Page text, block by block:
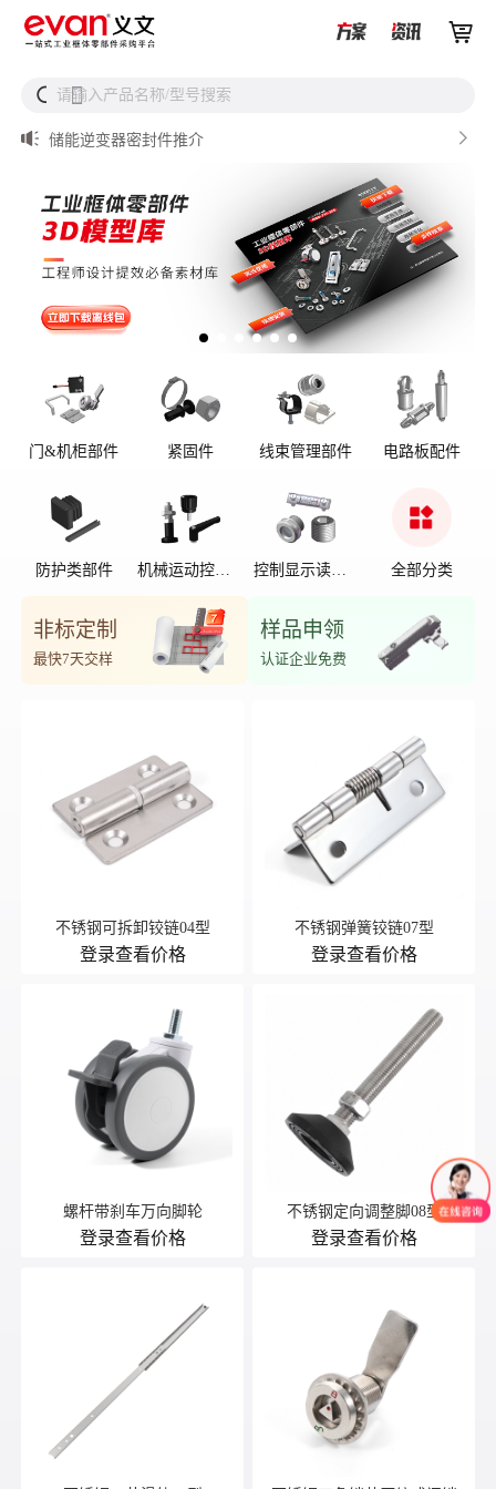

 
请输入产品名称/型号搜索
从液冷接头到松不脱螺钉，义文一站式服务器液冷零部件
解决方案
储能逆变器密封件推介 
UQD vs UQDB怎么选？数据中心液冷接头选型（含OCP标
准对比）
门&机柜部件 紧固件 线束管理部件 电路板配件
防护类部件
机械运动控制
控制显示读数
全部分类
非标定制
最快7天交样
样品申领
认证企业免费
不锈钢可拆卸铰链04型
登录查看价格
不锈钢弹簧铰链07型
登录查看价格
螺杆带刹车万向脚轮
登录查看价格
不锈钢定向调整脚08型
登录查看价格